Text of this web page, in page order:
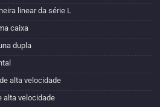
linear da série L
caixa
dupla
alta velocidade
alta velocidade